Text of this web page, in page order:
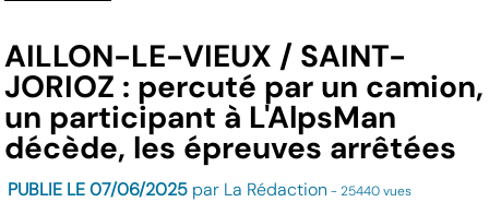
AILLON-LE-VIEUX / SAINT-
JORIOZ : percuté par un camion,
un participant à L'AlpsMan
décède, les épreuves arrêtées
PUBLIE LE 07/06/2025 par La Rédaction - 25440 vues